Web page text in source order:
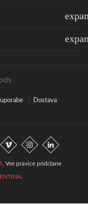
Dostava
Vse pravice pridržane